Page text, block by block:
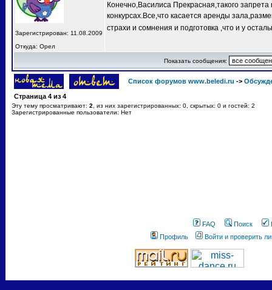
Зарегистрирован: 11.08.2009
Откуда: Орел
Конечно,Василиса Прекрасная,такого
конкурсах.Все,что касается аренды
страхи и сомнения и подготовка ,что и у
Показать сообщения:
Список форумов www.beledi.ru ->
Страница 4 из 4
Эту тему просматривают: 2 , из них зарегистрированных: 0, скрытых: 0 и гостей: 2
Зарегистрированные пользователи: Нет
FAQ Поиск
Профиль
Войти и проверить